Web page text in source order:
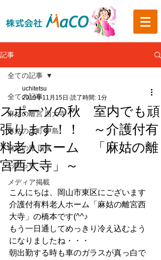
記事
全ての記事
麻姑の離宮 西大寺
麻姑の小町 伊島
麻姑の雅 国富
お知らせ
メディア掲載
全ての記事
スポーツの秋 室内でも頑
張ります！！ ～介護付有
料老人ホーム 「麻姑の離
宮西大寺」～
uchitetsu
2019年11月15日 読了時間: 1分
こんにちは、岡山市東区にございます
介護付有料老人ホーム「麻姑の離宮西
大寺」の橋本です(^^♪
もう一日通してめっきり冷え込むよう
になりましたね・・・
朝出勤する時も車のガラスが真っ白で